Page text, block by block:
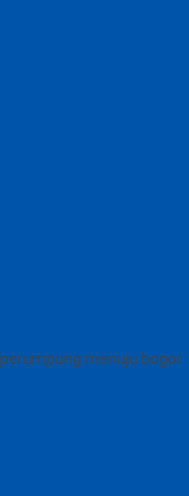
menuju bogor